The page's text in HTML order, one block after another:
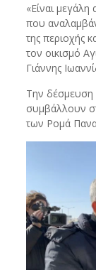
«Είναι
που
της περιοχής
τον οικισμό
Γιάννης
Την δέσμευση
συμβάλλουν
των Ρομά